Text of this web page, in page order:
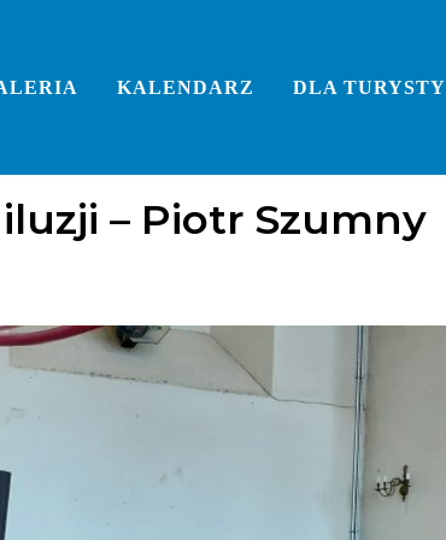
KALENDARZ DLA TURYSTY
– Piotr Szumny